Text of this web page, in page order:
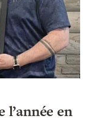
l’année en